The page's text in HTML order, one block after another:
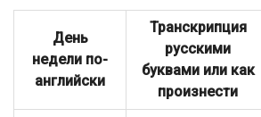
День
недели по-
английски
Транскрипция
русскими
буквами или как
произнести